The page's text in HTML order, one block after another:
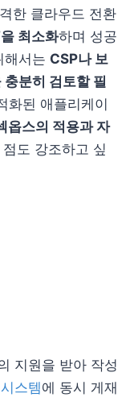
한 클라우드 전환
최소화하며 성공
해서는 CSP나 보
분히 검토할 필
화된 애플리케이
옵스의 적용과 자
도 강조하고 싶
지원을 받아 작성
스템에 동시 게재